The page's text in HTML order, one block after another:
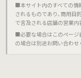
■本サイト内のすべての情
されるものであり､商用目
で言及される店舗の営業
■必要な場合はこのページ
の場合は別途お問い合わせ